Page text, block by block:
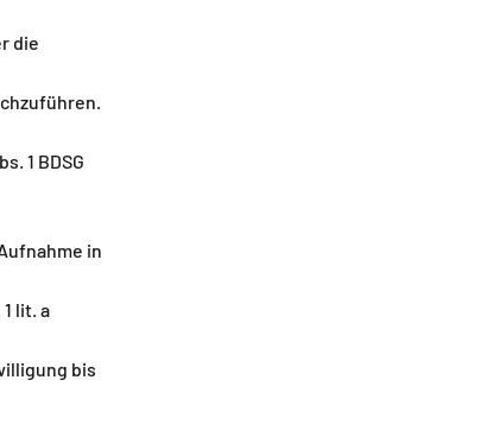
die
1 BDSG
in
lit. a
bis